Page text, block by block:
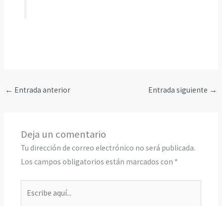
← Entrada anterior Entrada siguiente →
Deja un comentario
Tu dirección de correo electrónico no será publicada.
Los campos obligatorios están marcados con *